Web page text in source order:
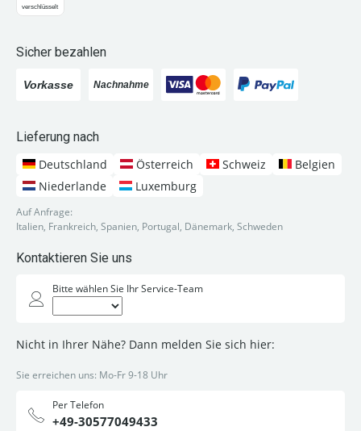
Sicher bezahlen
Lieferung nach
Deutschland
Österreich Schweiz
Belgien
Niederlande
Luxemburg
Auf Anfrage:
Italien, Frankreich, Spanien, Portugal, Dänemark, Schweden
Kontaktieren Sie uns
Bitte wählen Sie Ihr Service-Team
Nicht in Ihrer Nähe? Dann melden Sie sich hier:
Sie erreichen uns: Mo-Fr 9-18 Uhr
Per Telefon
+49-30577049433